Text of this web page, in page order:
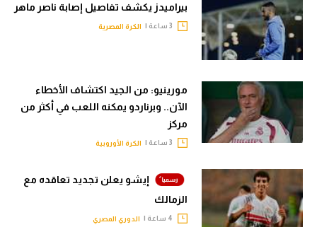
بيراميدز يكشف تفاصيل إصابة ناصر ماهر
الكرة المصرية
مورينيو: من الجيد اكتشاف الأخطاء
الآن.. وبرناردو يمكنه اللعب في أكثر من
مركز
الكرة الأوروبية
إيشو يعلن تجديد تعاقده مع
الزمالك
الدوري المصري